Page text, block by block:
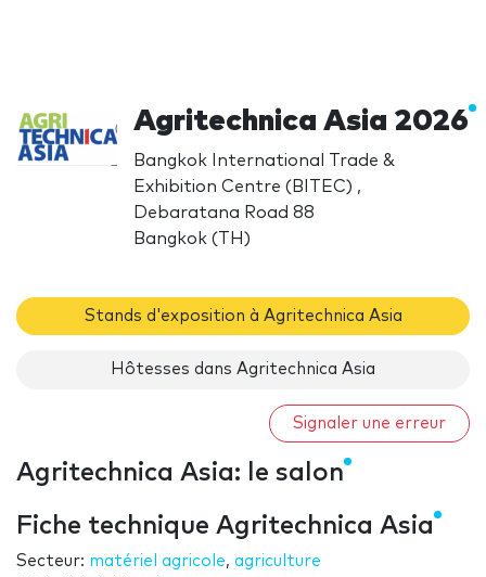
Agritechnica Asia 2026
Bangkok International Trade &
Exhibition Centre (BITEC) ,
Debaratana Road 88
Bangkok (TH)
Stands d'exposition à Agritechnica Asia
Hôtesses dans Agritechnica Asia
Signaler une erreur
Agritechnica Asia: le salon
Fiche technique Agritechnica Asia
Secteur: matériel agricole, agriculture